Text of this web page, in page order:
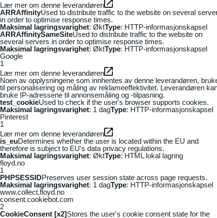
Lær mer om denne leverandøren
ARRAffinityUsed to distribute traffic to the website on several
in order to optimise response times.
Maksimal lagringsvarighet: ØktType: HTTP-informasjonskapsel
ARRAffinitySameSiteUsed to distribute traffic to the website on
several servers in order to optimise response times.
Maksimal lagringsvarighet: ØktType: HTTP-informasjonskapsel
Google
1
Lær mer om denne leverandøren
Noen av opplysningene som innhentes av denne leverandøren,
til personalisering og måling av reklameeffektivitet. Leverandøren
bruke IP-adressene til annonsemåling og -tilpasning.
test_cookieUsed to check if the user's browser supports cookies.
Maksimal lagringsvarighet: 1 dagType: HTTP-informasjonskapsel
Pinterest
1
Lær mer om denne leverandøren
is_euDetermines whether the user is located within the EU and
therefore is subject to EU's data privacy regulations.
Maksimal lagringsvarighet: ØktType: HTML lokal lagring
floyd.no
1
PHPSESSIDPreserves user session state across page requests.
Maksimal lagringsvarighet: 1 dagType: HTTP-informasjonskapsel
www.collect.floyd.no
consent.cookiebot.com
2
CookieConsent [x2]Stores the user's cookie consent state for the